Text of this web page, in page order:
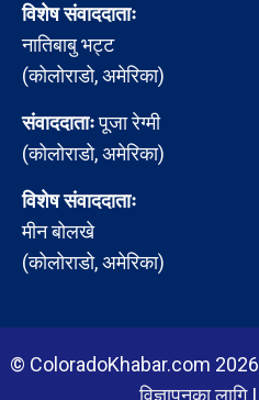
विशेष संवाददाताः
नातिबाबु भट्ट
(कोलोराडो, अमेरिका)
संवाददाताःपूजा रेग्मी
(कोलोराडो, अमेरिका)
विशेष संवाददाताः
मीन बोलखे
(कोलोराडो, अमेरिका)
© ColoradoKhabar.com
विज्ञापनका लागि